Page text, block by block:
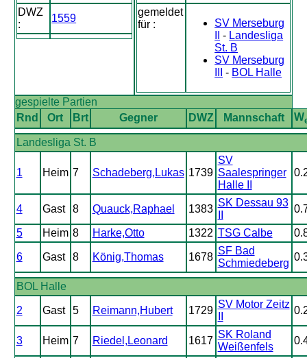
DWZ
:
1559
gemeldet
für :
SV Merseburg
- Landesliga
St. B
SV Merseburg
- BOL Halle
gespielte Partien
Rnd
Ort Brt Gegner DWZ Mannschaft W
Landesliga St. B
1 Heim 7 Schadeberg,Lukas 1739
SV
Saalespringer
Halle II
4 Gast 8 Quauck,Raphael 1383
SK Dessau 93
5 Heim 8 Harke,Otto 1322 TSG Calbe
6 Gast 8 König,Thomas 1678
SF Bad
Schmiedeberg
BOL Halle
2 Gast 5 Reimann,Hubert 1729
SV Motor Zeitz
3 Heim 7 Riedel,Leonard 1617
SK Roland
Weißenfels